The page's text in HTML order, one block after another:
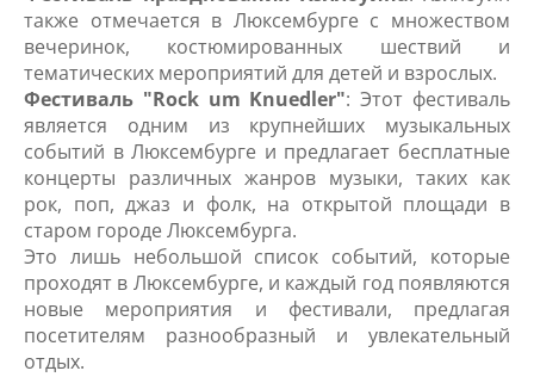
также отмечается в Люксембурге с множеством
вечеринок, костюмированных шествий и
тематических мероприятий для детей и взрослых.
Фестиваль "Rock um Knuedler": Этот фестиваль
является одним из крупнейших музыкальных
событий в Люксембурге и предлагает бесплатные
концерты различных жанров музыки, таких как
рок, поп, джаз и фолк, на открытой площади в
старом городе Люксембурга.
Это лишь небольшой список событий, которые
проходят в Люксембурге, и каждый год появляются
новые мероприятия и фестивали, предлагая
посетителям разнообразный и увлекательный
отдых.